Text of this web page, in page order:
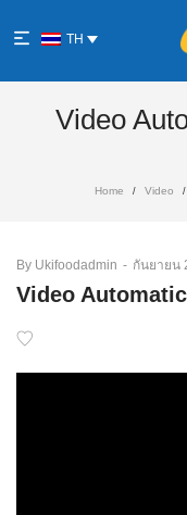
TH
Video
Home / Video /
By Ukifoodadmin
Posted
on
กันยายน
Video